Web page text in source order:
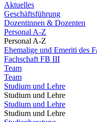
Aktuelles
Geschäftsführung
Dozentinnen & Dozenten
Personal A-Z
Personal A-Z
Ehemalige und Emeriti des
Fachschaft FB III
Team
Team
Studium und Lehre
Studium und Lehre
Studium und Lehre
Studium und Lehre